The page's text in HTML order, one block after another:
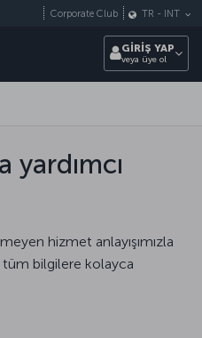
Corporate Club TR - INT
GİRİŞ YAP
veya üye ol
yardımcı
hizmet anlayışımızla
tüm bilgilere kolayca